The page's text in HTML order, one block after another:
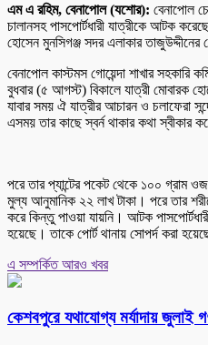
এম এ রহিম, বেনাপোল (যশোর): বেনাপোল
চালানসহ পাসপোর্টধারী যাত্রীকে আটক
হোসেন মুনসিগঞ্জ সদর এলাকার তাজুউদ্দীনের
বেনাপোল কাস্টমস গোয়েন্দা শাখার সহকারি
বুধবার (৫ আগস্ট) বিকালে যাত্রী মোবারক
যাবার সময় ঐ যাত্রীর আচারন ও চলাফেরা
এসময় তার কাছে স্বর্ন থাকার কথা স্বীকার
পরে তার প্যান্টের পকেট থেকে ১০০ গ্রাম
মুল্য আনুমানিক ২২ লাখ টাকা। পরে তার
করে কিন্তু পাওয়া যায়নি। আটক
হয়েছে। তাকে পোর্ট থানায় সোপর্দ করা
এ সম্পর্কিত আরও খবর
কেশবপুরে যথাযোগ্য মর্যাদায় জুলাই